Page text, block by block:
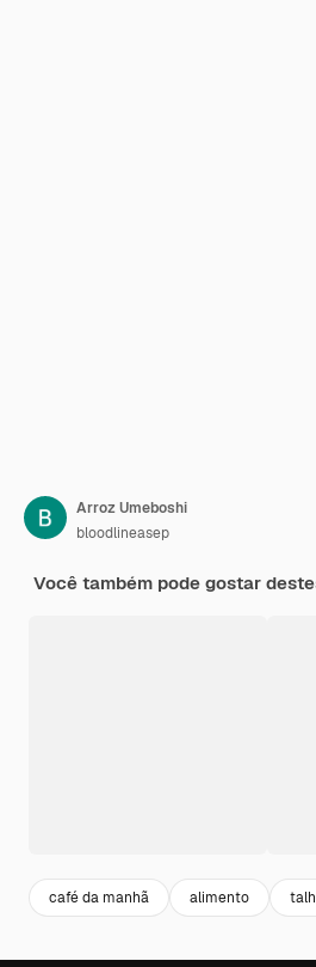
Arroz Umeboshi
bloodlineasep
Você também pode gostar
café da manhã alimento